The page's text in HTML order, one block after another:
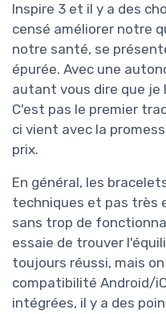
Inspire 3 et il y a des
censé améliorer notre
notre santé, se
épurée. Avec une
autant vous dire que
C'est pas le premier
ci vient avec la
prix.
En général, les
techniques et pas très
sans trop de
essaie de trouver
toujours réussi, mais
compatibilité Android/
intégrées, il y a des